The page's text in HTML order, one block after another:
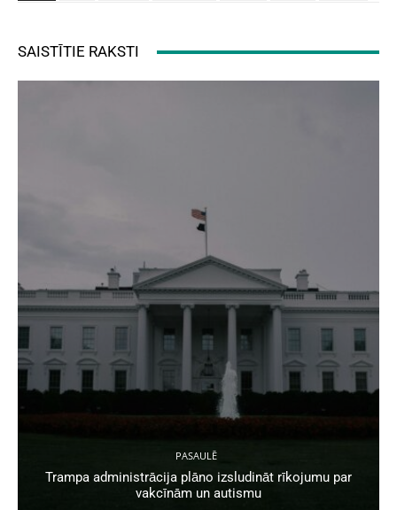
SAISTĪTIE RAKSTI
PASAULĒ
Trampa administrācija plāno izsludināt rīkojumu par
vakcīnām un autismu